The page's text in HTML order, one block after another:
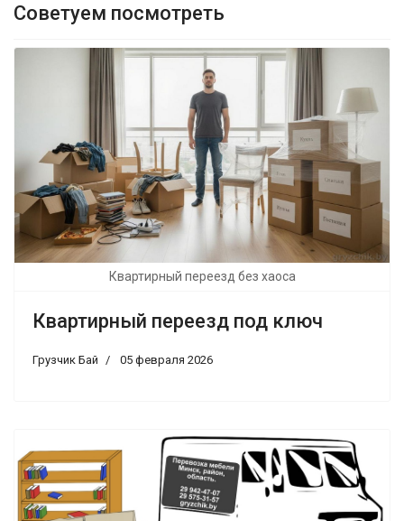
Советуем посмотреть
Квартирный переезд без хаоса
Квартирный переезд под ключ
Грузчик Бай 05 февраля 2026